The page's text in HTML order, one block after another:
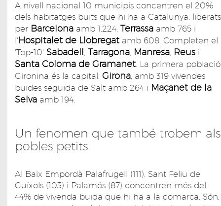
A nivell nacional 10 municipis concentren el 20%
dels habitatges buits que hi ha a Catalunya, liderats
per Barcelona amb 1.224, Terrassa amb 765 i
l'Hospitalet de Llobregat amb 608. Completen el
'Top-10' Sabadell , Tarragona, Manresa, Reus i
Santa Coloma de Gramanet. La primera població
Gironina és la capital, Girona, amb 319 vivendes
buides seguida de Salt amb 264 i Maçanet de la
Selva amb 194.
Un fenomen que també trobem als
pobles petits
Al Baix Empordà Palafrugell (111), Sant Feliu de
Guíxols (103) i Palamós (87) concentren més del
44% de vivenda buida que hi ha a la comarca. Són,